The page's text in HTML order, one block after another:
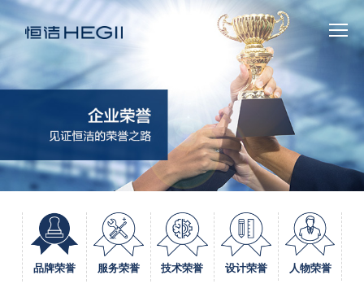
品牌荣誉 服务荣誉 技术荣誉 设计荣誉 人物荣誉